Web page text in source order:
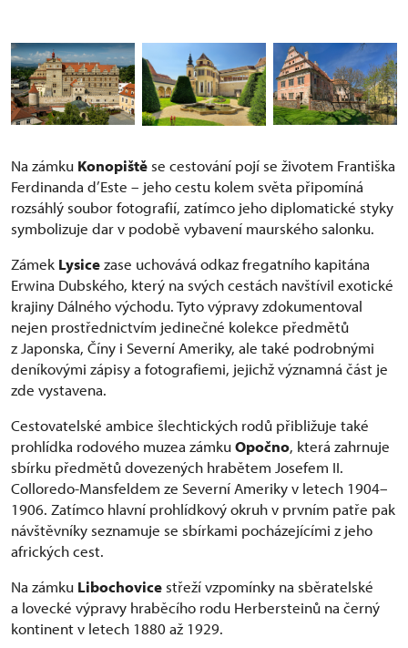
Na zámku Konopiště se cestování pojí se životem Františka
Ferdinanda d’Este – jeho cestu kolem světa připomíná
rozsáhlý soubor fotografií, zatímco jeho diplomatické styky
symbolizuje dar v podobě vybavení maurského salonku.
Zámek Lysicezase uchovává odkaz fregatního kapitána
Erwina Dubského, který na svých cestách navštívil exotické
krajiny Dálného východu. Tyto výpravy zdokumentoval
nejen prostřednictvím jedinečné kolekce předmětů
z Japonska, Číny i Severní Ameriky, ale také podrobnými
deníkovými zápisy a fotografiemi, jejichž významná část je
zde vystavena.
Cestovatelské ambice šlechtických rodů přibližuje také
prohlídka rodového muzea zámkuOpočno, která zahrnuje
sbírku předmětů dovezených hrabětem Josefem II.
Colloredo-Mansfeldem ze Severní Ameriky v letech 1904–
1906. Zatímco hlavní prohlídkový okruh v prvním patře pak
návštěvníky seznamuje se sbírkami pocházejícími z jeho
afrických cest.
Na zámku Libochovice střeží vzpomínky na sběratelské
a lovecké výpravy hraběcího rodu Herbersteinů na černý
kontinent v letech 1880 až 1929.